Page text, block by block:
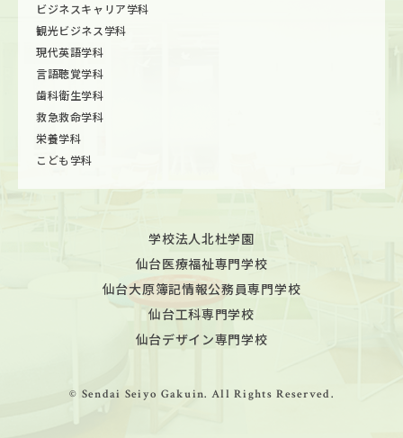
ビジネスキャリア学科
観光ビジネス学科
現代英語学科
言語聴覚学科
歯科衛生学科
救急救命学科
栄養学科
こども学科
学校法人北杜学園
仙台医療福祉専門学校
仙台大原簿記情報公務員専門学校
仙台工科専門学校
仙台デザイン専門学校
© Sendai Seiyo Gakuin. All Rights Reserved.